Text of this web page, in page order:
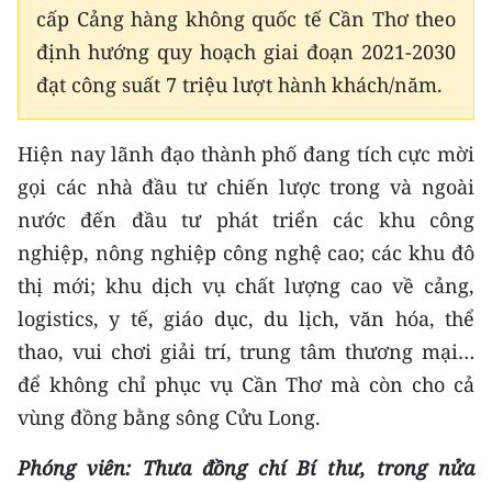
cấp Cảng hàng không quốc tế Cần Thơ theo
định hướng quy hoạch giai đoạn 2021-2030
đạt công suất 7 triệu lượt hành khách/năm.
Hiện nay lãnh đạo thành phố đang tích cực mời
gọi các nhà đầu tư chiến lược trong và ngoài
nước đến đầu tư phát triển các khu công
nghiệp, nông nghiệp công nghệ cao; các khu đô
thị mới; khu dịch vụ chất lượng cao về cảng,
logistics, y tế, giáo dục, du lịch, văn hóa, thể
thao, vui chơi giải trí, trung tâm thương mại…
để không chỉ phục vụ Cần Thơ mà còn cho cả
vùng đồng bằng sông Cửu Long.
Phóng viên: Thưa đồng chí Bí thư, trong nửa